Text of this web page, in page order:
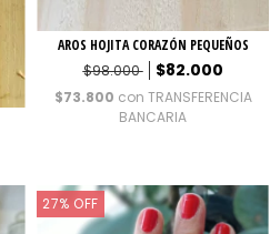
AROS HOJITA CORAZÓN PEQUEÑOS
$98.000
$82.000
$73.800 con TRANSFERENCIA
BANCARIA
27% OFF